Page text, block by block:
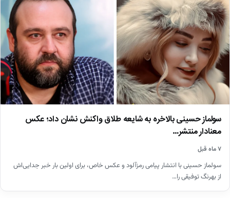
سولماز حسینی بالاخره به شایعه طلاق واکنش نشان داد؛ عکس
معنادار منتشر…
۷ ماه قبل
سولماز حسینی با انتشار پیامی رمزآلود و عکس خاص، برای اولین بار خبر جدایی‌اش
از بهرنگ توفیقی را…